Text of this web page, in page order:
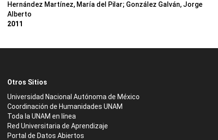
Hernández Martínez, María del Pilar; González Galván, Jorge
Alberto
2011
Otros Sitios
Universidad Nacional Autónoma de México
Coordinación de Humanidades UNAM
Toda la UNAM en línea
Red Universitaria de Aprendizaje
Portal de Datos Abiertos